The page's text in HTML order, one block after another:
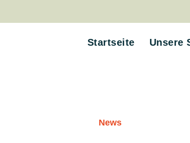
Startseite Unsere
News